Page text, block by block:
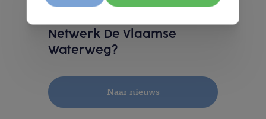
Netwerk De Vlaamse
Waterweg?
Naar nieuws